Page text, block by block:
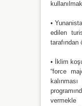
•
edilen
tarafından
• İklim
“force